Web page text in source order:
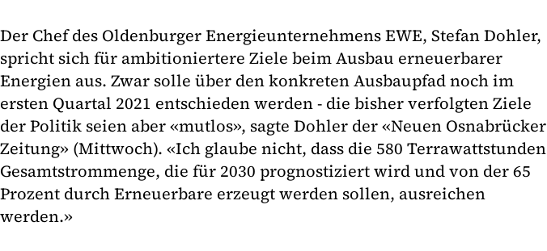
Der Chef des Oldenburger Energieunternehmens EWE, Stefan Dohler,
spricht sich für ambitioniertere Ziele beim Ausbau erneuerbarer
Energien aus. Zwar solle über den konkreten Ausbaupfad noch im
ersten Quartal 2021 entschieden werden - die bisher verfolgten Ziele
der Politik seien aber «mutlos», sagte Dohler der «Neuen Osnabrücker
Zeitung» (Mittwoch). «Ich glaube nicht, dass die 580 Terrawattstunden
Gesamtstrommenge, die für 2030 prognostiziert wird und von der 65
Prozent durch Erneuerbare erzeugt werden sollen, ausreichen
werden.»